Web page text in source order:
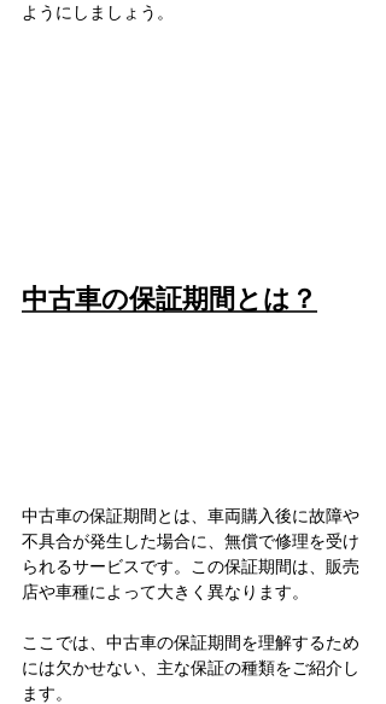
ようにしましょう。
中古車の保証期間とは？
中古車の保証期間とは、車両購入後に故障や
不具合が発生した場合に、無償で修理を受け
られるサービスです。この保証期間は、販売
店や車種によって大きく異なります。
ここでは、中古車の保証期間を理解するため
には欠かせない、主な保証の種類をご紹介し
ます。